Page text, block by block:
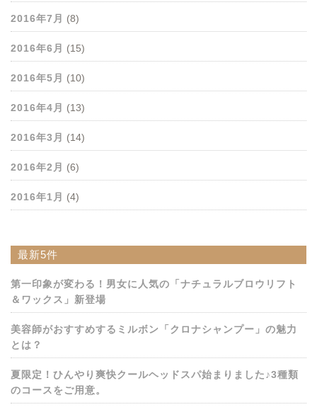
2016年7月 (8)
2016年6月 (15)
2016年5月 (10)
2016年4月 (13)
2016年3月 (14)
2016年2月 (6)
2016年1月 (4)
最新5件
第一印象が変わる！男女に人気の「ナチュラルブロウリフト
＆ワックス」新登場
美容師がおすすめするミルボン「クロナシャンプー」の魅力
とは？
夏限定！ひんやり爽快クールヘッドスパ始まりました♪3種類
のコースをご用意。